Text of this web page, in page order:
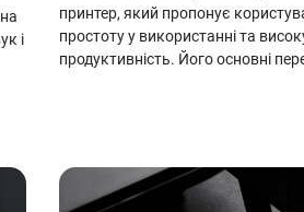
і
принтер, який пропонує
простоту у використанні та
продуктивність. Його основні